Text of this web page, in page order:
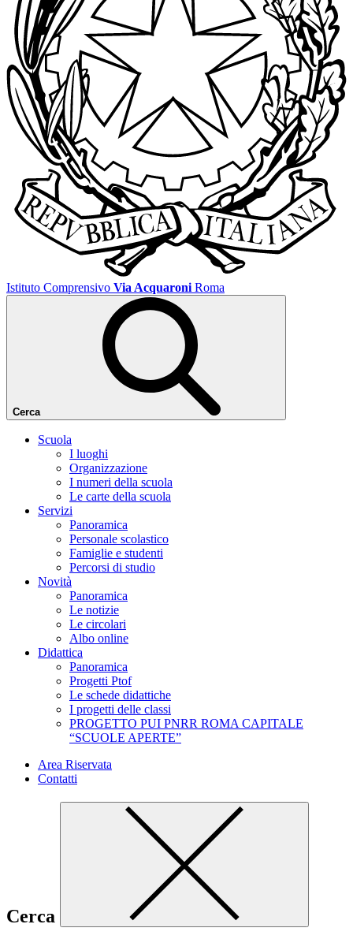
Istituto Comprensivo Via Acquaroni Roma
Cerca
Scuola
I luoghi
Organizzazione
I numeri della scuola
Le carte della scuola
Servizi
Panoramica
Personale scolastico
Famiglie e studenti
Percorsi di studio
Novità
Panoramica
Le notizie
Le circolari
Albo online
Didattica
Panoramica
Progetti Ptof
Le schede didattiche
I progetti delle classi
PROGETTO PUI PNRR ROMA CAPITALE
“SCUOLE APERTE”
Area Riservata
Contatti
Cerca